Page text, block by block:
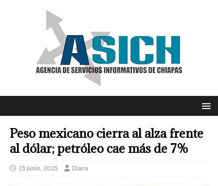
Peso mexicano cierra al alza frente
al dólar; petróleo cae más de 7%
23 junio, 2025 Diana